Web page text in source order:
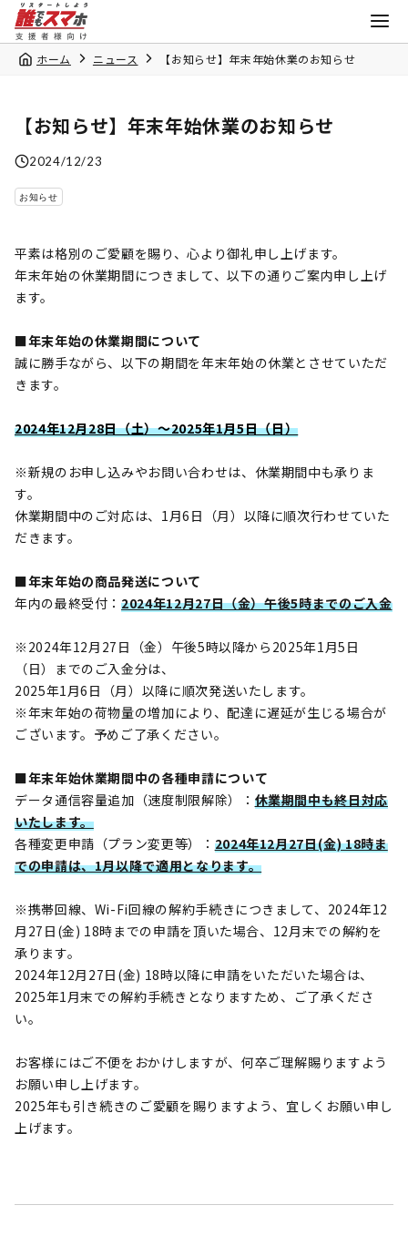
ホーム ニュース 【お知らせ】年末年始休業のお知らせ
【お知らせ】年末年始休業のお知らせ
2024/12/23
お知らせ
平素は格別のご愛顧を賜り、心より御礼申し上げます。
年末年始の休業期間につきまして、以下の通りご案内申し上げ
ます。
■年末年始の休業期間について
誠に勝手ながら、以下の期間を年末年始の休業とさせていただ
きます。
2024年12月28日（土）～2025年1月5日（日）
※新規のお申し込みやお問い合わせは、休業期間中も承りま
す。
休業期間中のご対応は、1月6日（月）以降に順次行わせていた
だきます。
■年末年始の商品発送について
年内の最終受付：2024年12月27日（金）午後5時までのご入金
※2024年12月27日（金）午後5時以降から2025年1月5日
（日）までのご入金分は、
2025年1月6日（月）以降に順次発送いたします。
※年末年始の荷物量の増加により、配達に遅延が生じる場合が
ございます。予めご了承ください。
■年末年始休業期間中の各種申請について
データ通信容量追加（速度制限解除）： 休業期間中も終日対応
いたします。
各種変更申請（プラン変更等）： 2024年12月27日(金) 18時ま
での申請は、1月以降で適用となります。
※携帯回線、Wi-Fi回線の解約手続きにつきまして、2024年12
月27日(金) 18時までの申請を頂いた場合、12月末での解約を
承ります。
2024年12月27日(金) 18時以降に申請をいただいた場合は、
2025年1月末での解約手続きとなりますため、ご了承くださ
い。
お客様にはご不便をおかけしますが、何卒ご理解賜りますよう
お願い申し上げます。
2025年も引き続きのご愛顧を賜りますよう、宜しくお願い申し
上げます。